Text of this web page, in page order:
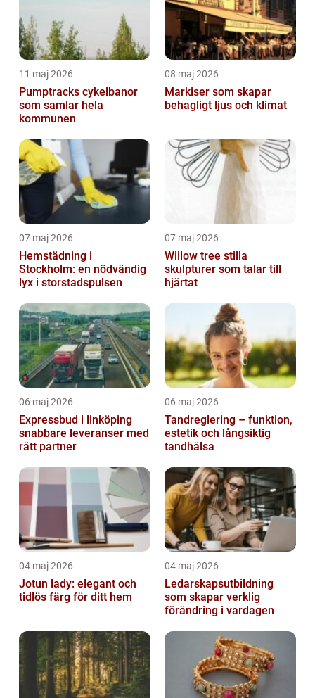
11 maj 2026
Pumptracks cykelbanor
som samlar hela
kommunen
08 maj 2026
Markiser som skapar
behagligt ljus och klimat
07 maj 2026
Hemstädning i
Stockholm: en nödvändig
lyx i storstadspulsen
07 maj 2026
Willow tree stilla
skulpturer som talar till
hjärtat
06 maj 2026
Expressbud i linköping
snabbare leveranser med
rätt partner
06 maj 2026
Tandreglering – funktion,
estetik och långsiktig
tandhälsa
04 maj 2026
Jotun lady: elegant och
tidlös färg för ditt hem
04 maj 2026
Ledarskapsutbildning
som skapar verklig
förändring i vardagen